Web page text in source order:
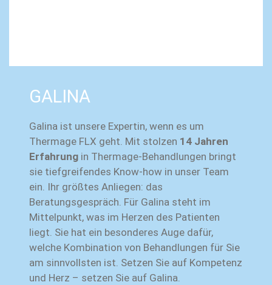
GALINA
Galina ist unsere Expertin, wenn es um
Thermage FLX geht. Mit stolzen 14 Jahren
Erfahrung in Thermage-Behandlungen bringt
sie tiefgreifendes Know-how in unser Team
ein. Ihr größtes Anliegen: das
Beratungsgespräch. Für Galina steht im
Mittelpunkt, was im Herzen des Patienten
liegt. Sie hat ein besonderes Auge dafür,
welche Kombination von Behandlungen für Sie
am sinnvollsten ist. Setzen Sie auf Kompetenz
und Herz – setzen Sie auf Galina.